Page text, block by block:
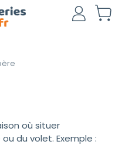
où situer
du volet. Exemple :